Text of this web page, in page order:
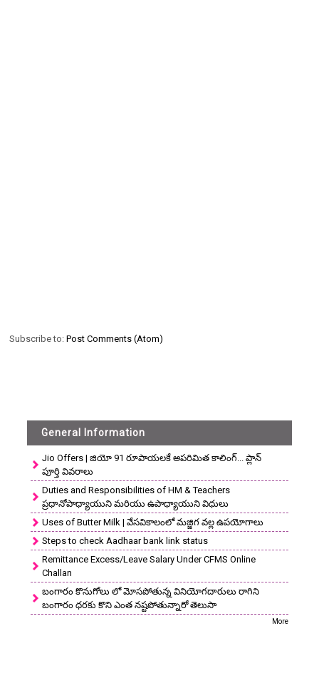
Subscribe to:Post Comments (Atom)
General Information
Jio Offers | జియో 91 రూపాయలకే అపరిమిత కాలింగ్... ప్లాన్
పూర్తి వివరాలు
Duties and Responsibilities of HM & Teachers
ప్రధానోపాధ్యాయుని మరియు ఉపాధ్యాయుని విధులు
Uses of Butter Milk | వేసవికాలంలో మజ్జిగ వల్ల ఉపయోగాలు
Steps to check Aadhaar bank link status
Remittance Excess/Leave Salary Under CFMS Online
Challan
బంగారం కొనుగోలు లో మోసపోతున్న వినియోగదారులు రాగిని
బంగారం ధరకు కొని ఎంత నష్టపోతున్నారో తెలుసా
More